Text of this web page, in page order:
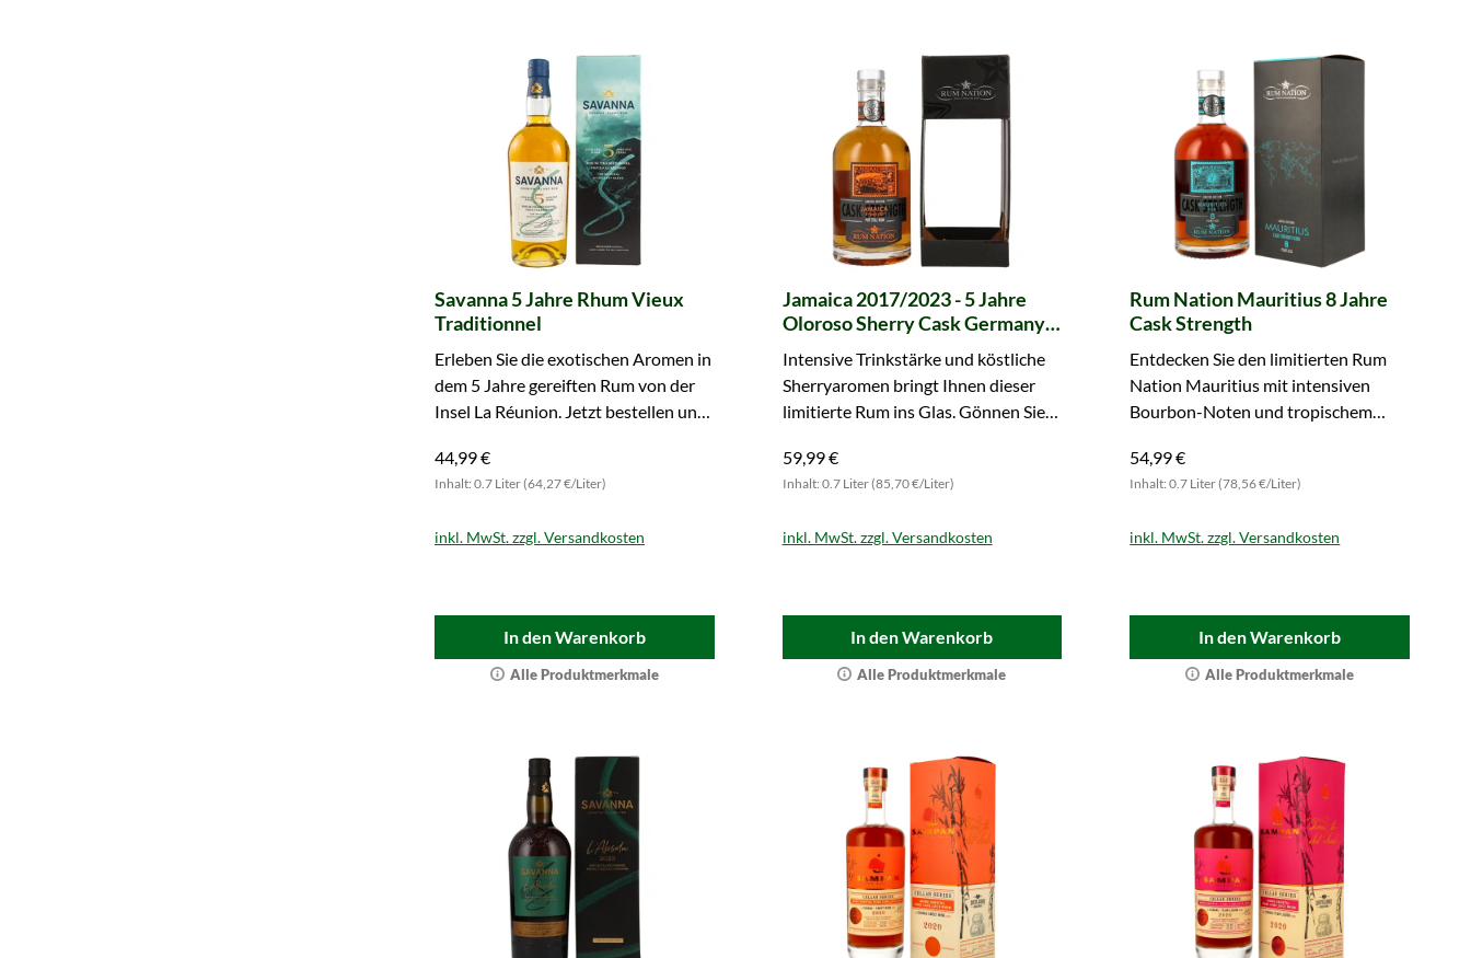
Savanna 5 Jahre Rhum Vieux
Traditionnel
Erleben Sie die exotischen Aromen in
dem 5 Jahre gereiften Rum von der
Insel La Réunion. Jetzt bestellen und
44,99 €
Inhalt: 0.7 Liter (64,27 €/Liter)
inkl. MwSt. zzgl. Versandkosten
In den Warenkorb
Alle Produktmerkmale
Jamaica 2017/2023 - 5 Jahre
Oloroso Sherry Cask Germany
Nation)
Intensive Trinkstärke und köstliche
Sherryaromen bringt Ihnen dieser
limitierte Rum ins Glas. Gönnen Sie
59,99 €
Inhalt: 0.7 Liter (85,70 €/Liter)
inkl. MwSt. zzgl. Versandkosten
In den Warenkorb
Alle Produktmerkmale
Rum Nation Mauritius 8 Jahre
Cask Strength
Entdecken Sie den limitierten Rum
Nation Mauritius mit intensiven
Bourbon-Noten und tropischem
54,99 €
Inhalt: 0.7 Liter (78,56 €/Liter)
inkl. MwSt. zzgl. Versandkosten
In den Warenkorb
Alle Produktmerkmale